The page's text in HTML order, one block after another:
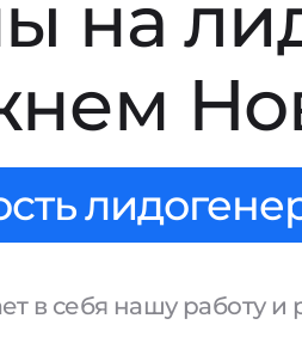
на
в себя нашу работу